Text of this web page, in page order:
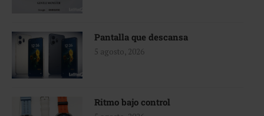
Pantalla que descansa
5 agosto, 2026
Ritmo bajo control